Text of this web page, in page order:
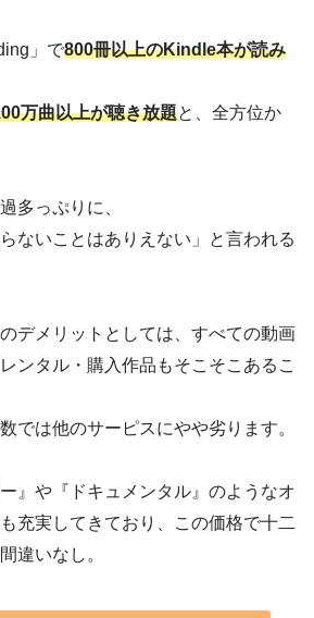
」で800冊以上のKindle本が読み
万曲以上が聴き放題と、全方位か
多っぷりに、
ないことはありえない」と言われる
デメリットとしては、すべての動画
ンタル・購入作品もそこそこあるこ
では他のサーピスにやや劣ります。
』や『ドキュメンタル』のようなオ
充実してきており、この価格で十二
違いなし。